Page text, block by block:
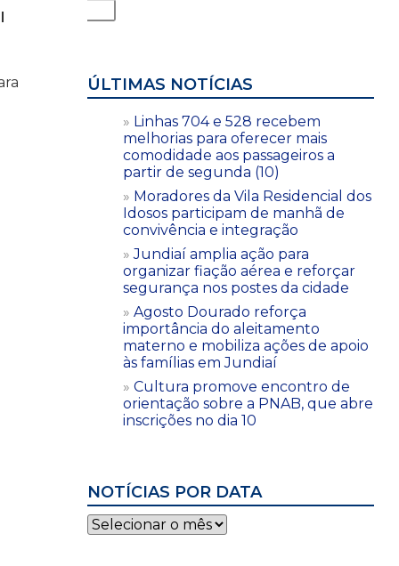
ÚLTIMAS NOTÍCIAS
Linhas 704 e 528 recebem
melhorias para oferecer mais
comodidade aos passageiros a
partir de segunda (10)
Moradores da Vila Residencial dos
Idosos participam de manhã de
convivência e integração
Jundiaí amplia ação para
organizar fiação aérea e reforçar
segurança nos postes da cidade
Agosto Dourado reforça
importância do aleitamento
materno e mobiliza ações de apoio
às famílias em Jundiaí
Cultura promove encontro de
orientação sobre a PNAB, que abre
inscrições no dia 10
NOTÍCIAS POR DATA
Notícias
por